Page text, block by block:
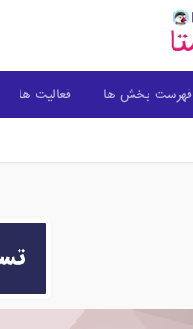
فهرست بخش ها فعالیت ها